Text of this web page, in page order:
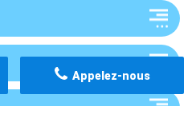
Appelez-nous